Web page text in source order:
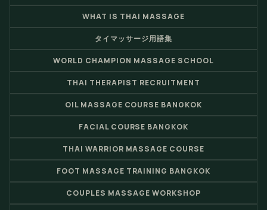
WHAT IS THAI MASSAGE
タイマッサージ用語集
WORLD CHAMPION MASSAGE SCHOOL
THAI THERAPIST RECRUITMENT
OIL MASSAGE COURSE BANGKOK
FACIAL COURSE BANGKOK
THAI WARRIOR MASSAGE COURSE
FOOT MASSAGE TRAINING BANGKOK
COUPLES MASSAGE WORKSHOP